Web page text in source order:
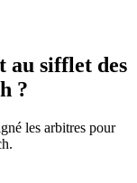
au sifflet des
?
les arbitres pour